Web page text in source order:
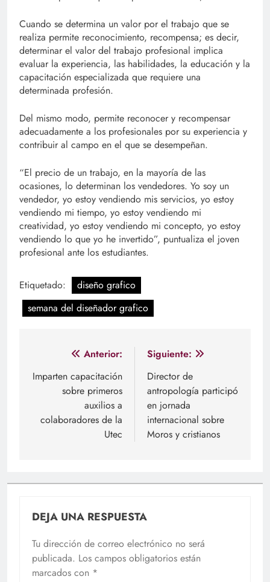
Cuando se determina un valor por el trabajo que se
realiza permite reconocimiento, recompensa; es decir,
determinar el valor del trabajo profesional implica
evaluar la experiencia, las habilidades, la educación y la
capacitación especializada que requiere una
determinada profesión.
Del mismo modo, permite reconocer y recompensar
adecuadamente a los profesionales por su experiencia y
contribuir al campo en el que se desempeñan.
“El precio de un trabajo, en la mayoría de las
ocasiones, lo determinan los vendedores. Yo soy un
vendedor, yo estoy vendiendo mis servicios, yo estoy
vendiendo mi tiempo, yo estoy vendiendo mi
creatividad, yo estoy vendiendo mi concepto, yo estoy
vendiendo lo que yo he invertido”, puntualiza el joven
profesional ante los estudiantes.
Etiquetado:
diseño grafico
semana del diseñador grafico
Navegación
de
entradas
Anterior:
Imparten capacitación
sobre primeros
auxilios a
colaboradores de la
Utec
Siguiente:
Director de
antropología participó
en jornada
internacional sobre
Moros y cristianos
DEJA UNA RESPUESTA
Tu dirección de correo electrónico no será
publicada. Los campos obligatorios están
marcados con *